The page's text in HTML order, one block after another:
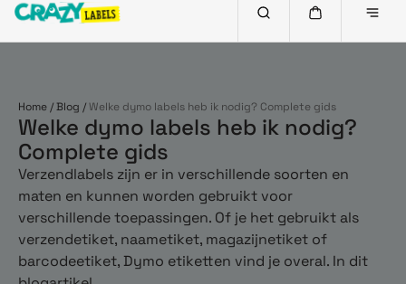
Home /Blog /Welke dymo labels heb ik nodig? Complete gids
Welke dymo labels heb ik nodig?
Complete gids
Verzendlabels zijn er in verschillende soorten en
maten en kunnen worden gebruikt voor
verschillende toepassingen. Of je het gebruikt als
verzendetiket, naametiket, magazijnetiket of
barcodeetiket, Dymo etiketten vind je overal. In dit